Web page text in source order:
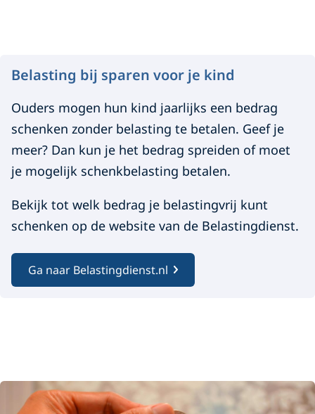
Belasting bij sparen voor je kind
Ouders mogen hun kind jaarlijks een bedrag
schenken zonder belasting te betalen. Geef je
meer? Dan kun je het bedrag spreiden of moet
je mogelijk schenkbelasting betalen.
Bekijk tot welk bedrag je belastingvrij kunt
schenken op de website van de Belastingdienst.
Ga naar Belastingdienst.nl
A